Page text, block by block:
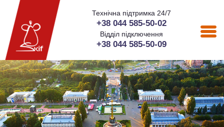
Технічна підтримка 24/7
+38 044 585-50-02
Відділ підключення
+38 044 585-50-09